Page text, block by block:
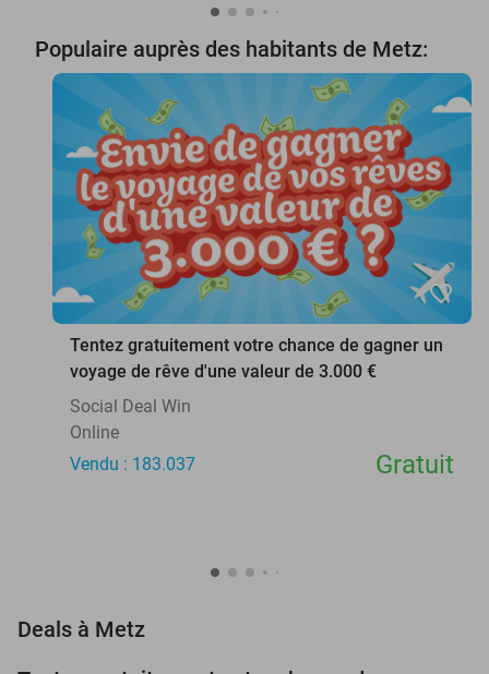
Populaire auprès des habitants de Metz:
favorite_border
Tentez gratuitement votre chance de gagner un
voyage de rêve d'une valeur de 3.000 €
Social Deal Win
Online
Vendu : 183.037
Gratuit
Deals à Metz